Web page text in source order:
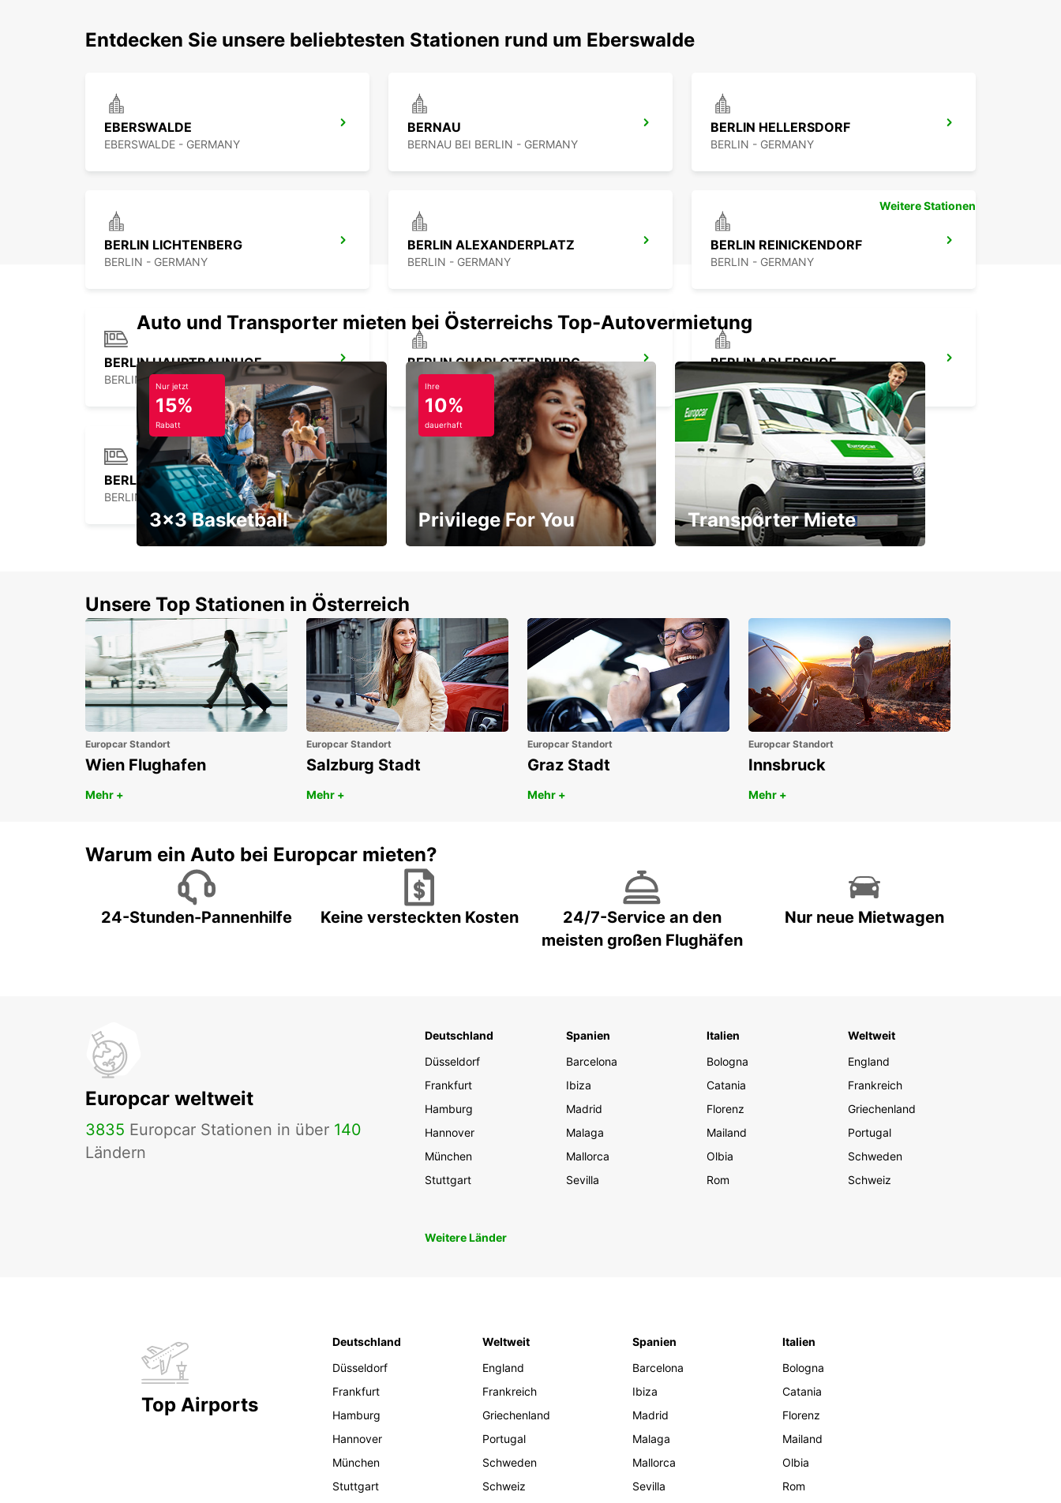
Entdecken Sie unsere beliebtesten Stationen rund um Eberswalde
EBERSWALDE
EBERSWALDE - GERMANY
BERNAU
BERNAU BEI BERLIN - GERMANY
BERLIN HELLERSDORF
BERLIN - GERMANY
BERLIN LICHTENBERG
BERLIN - GERMANY
BERLIN ALEXANDERPLATZ
BERLIN - GERMANY
BERLIN REINICKENDORF
BERLIN - GERMANY
BERLIN HAUPTBAHNHOF
BERLIN - GERMANY
BERLIN CHARLOTTENBURG
BERLIN - GERMANY
BERLIN ADLERSHOF
BERLIN - GERMANY
BERLIN SPANDAU BAHNHOF
BERLIN - GERMANY
Weitere Stationen
Auto und Transporter mieten bei Österreichs Top-Autovermietung
Nur jetzt
15%
Rabatt
3x3 Basketball
Ihre
10%
dauerhaft
Privilege For You Transporter Miete
Unsere Top Stationen in Österreich
Europcar Standort
Wien Flughafen
Mehr +
Europcar Standort
Salzburg Stadt
Mehr +
Europcar Standort
Graz Stadt
Mehr +
Europcar Standort
Innsbruck
Mehr +
Warum ein Auto bei Europcar mieten?
24-Stunden-Pannenhilfe Keine versteckten Kosten
24/7-Service an den
meisten großen Flughäfen
Nur neue Mietwagen
Europcar weltweit
3835 Europcar Stationen in über 140
Ländern
Deutschland
Düsseldorf
Frankfurt
Hamburg
Hannover
München
Stuttgart
Spanien
Barcelona
Ibiza
Madrid
Malaga
Mallorca
Sevilla
Italien
Bologna
Catania
Florenz
Mailand
Olbia
Rom
Weltweit
England
Frankreich
Griechenland
Portugal
Schweden
Schweiz
Weitere Länder
Top Airports
Deutschland
Düsseldorf
Frankfurt
Hamburg
Hannover
München
Stuttgart
Weltweit
England
Frankreich
Griechenland
Portugal
Schweden
Schweiz
Spanien
Barcelona
Ibiza
Madrid
Malaga
Mallorca
Sevilla
Italien
Bologna
Catania
Florenz
Mailand
Olbia
Rom